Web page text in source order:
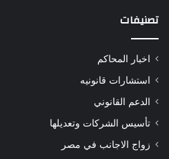
تصنيفات
اخبار المحاكم
استشارات قانونيه
الدعم القانوني
تأسيس الشركات وتعديلها
زواج الاجانب في مصر